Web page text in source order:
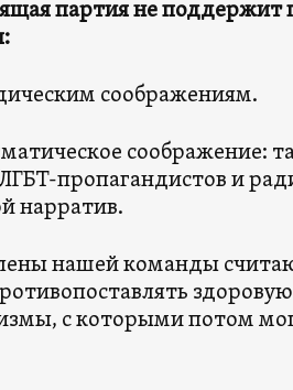
партия не
соображениям.
соображение:
пропагандистов и
нарратив.
нашей команды
с которыми потом